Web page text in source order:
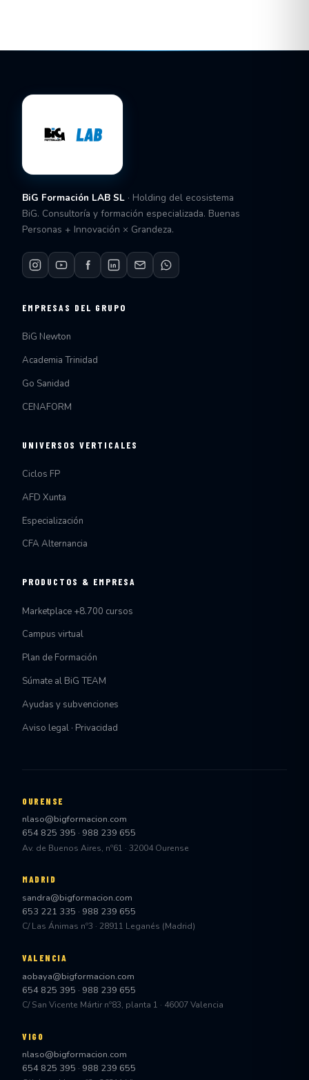
BiG Formación LAB SL · Holding del ecosistema
BiG. Consultoría y formación especializada. Buenas
Personas + Innovación × Grandeza.
EMPRESAS DEL GRUPO
BiG Newton
Academia Trinidad
Go Sanidad
CENAFORM
UNIVERSOS VERTICALES
Ciclos FP
AFD Xunta
Especialización
CFA Alternancia
PRODUCTOS & EMPRESA
Marketplace +8.700 cursos
Campus virtual
Plan de Formación
Súmate al BiG TEAM
Ayudas y subvenciones
Aviso legal · Privacidad
OURENSE
nlaso@bigformacion.com
654 825 395 · 988 239 655
Av. de Buenos Aires, nº61 · 32004 Ourense
MADRID
sandra@bigformacion.com
653 221 335 · 988 239 655
C/ Las Ánimas nº3 · 28911 Leganés (Madrid)
VALENCIA
aobaya@bigformacion.com
654 825 395 · 988 239 655
C/ San Vicente Mártir nº83, planta 1 · 46007 Valencia
VIGO
nlaso@bigformacion.com
654 825 395 · 988 239 655